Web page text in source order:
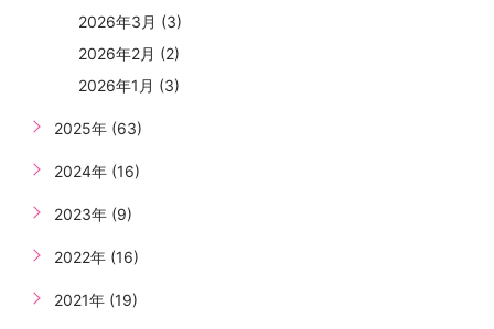
2026年3月 (3)
2026年2月 (2)
2026年1月 (3)
2025年 (63)
2024年 (16)
2023年 (9)
2022年 (16)
2021年 (19)